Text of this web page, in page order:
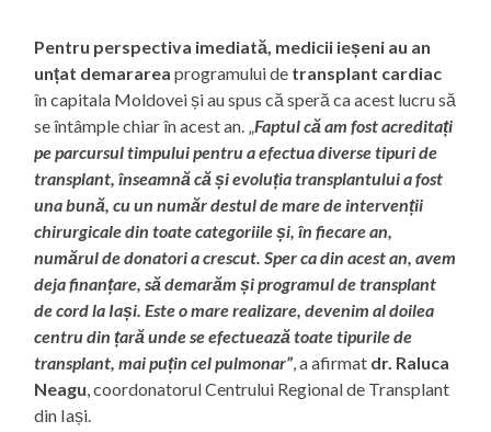
Pentru perspectiva imediată, medicii ieșeni au an
unțat demararea programului de transplant cardiac
în capitala Moldovei și au spus că speră ca acest lucru să
se întâmple chiar în acest an. „Faptul că am fost acreditați
pe parcursul timpului pentru a efectua diverse tipuri de
transplant, înseamnă că și evoluția transplantului a fost
una bună, cu un număr destul de mare de intervenții
chirurgicale din toate categoriile și, în fiecare an,
numărul de donatori a crescut. Sper ca din acest an, avem
deja finanțare, să demarăm și programul de transplant
de cord la Iași. Este o mare realizare, devenim al doilea
centru din țară unde se efectuează toate tipurile de
transplant, mai puțin cel pulmonar”, a afirmat dr. Raluca
Neagu, coordonatorul Centrului Regional de Transplant
din Iași.